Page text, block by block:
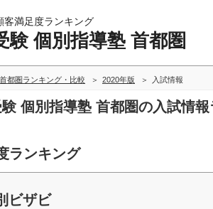
客満足度ランキング
験 個別指導塾 首都圏
都圏ランキング・比較 2020年版 入試情報
験 個別指導塾 首都圏の入試情
ランキング
ビザビ